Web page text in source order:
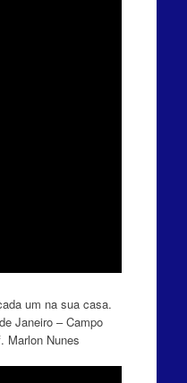
um na sua casa.
Janeiro – Campo
Marlon Nunes